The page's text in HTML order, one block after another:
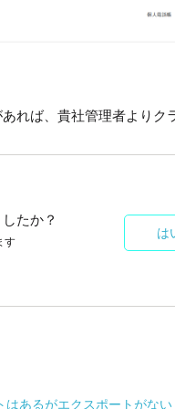
れば、貴社管理者より
たか？
す
は
はあるがエクスポートがない